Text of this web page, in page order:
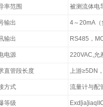
率范围 被测流体电
输出 4～20mA
输出 RS485，
电源 220VAC,允
直管段长度 上游≥5DN
方式 流量计与配
等级